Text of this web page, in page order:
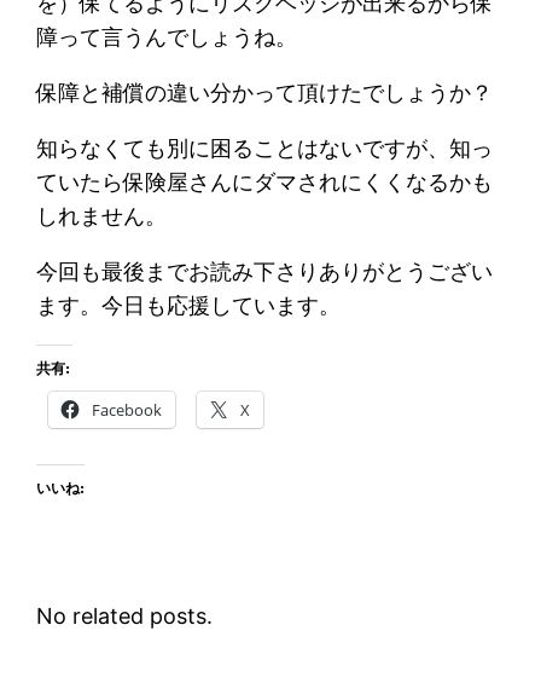
障って言うんでしょうね。
保障と補償の違い分かって頂けたでしょうか？
知らなくても別に困ることはないですが、知っ
ていたら保険屋さんにダマされにくくなるかも
しれません。
今回も最後までお読み下さりありがとうござい
ます。今日も応援しています。
共有:
Facebook X
いいね:
No related posts.